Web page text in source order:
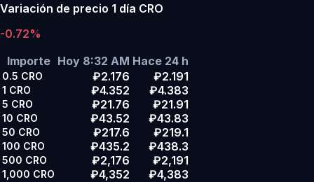
Variación de precio 1 día CRO
-0.72%
Importe Hoy 8:32 AM Hace 24 h
0.5 CRO ₽2.176 ₽2.191
1 CRO ₽4.352 ₽4.383
5 CRO ₽21.76 ₽21.91
10 CRO ₽43.52 ₽43.83
50 CRO ₽217.6 ₽219.1
100 CRO ₽435.2 ₽438.3
500 CRO ₽2,176 ₽2,191
1,000 CRO ₽4,352
₽4,383